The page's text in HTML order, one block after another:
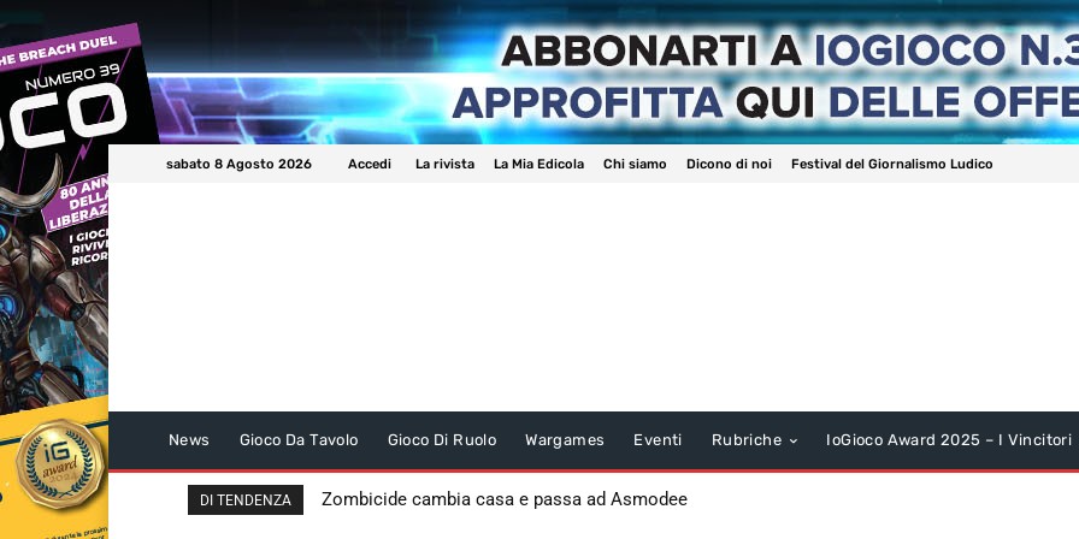
sabato 8 Agosto 2026 Accedi La rivista La Mia Edicola Chi siamo Dicono di noi Festival del Giornalismo Ludico
News Gioco Da Tavolo Gioco Di Ruolo Wargames Eventi Rubriche IoGioco Award 2025 – I Vincitori
DI TENDENZA Zombicide cambia casa e passa ad Asmodee